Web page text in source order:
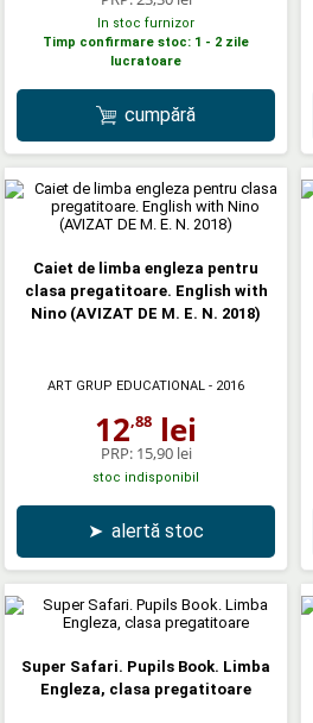
In stoc furnizor
Timp confirmare stoc: 1 - 2 zile
lucratoare
cumpără
Caiet de limba engleza pentru
clasa pregatitoare. English with
Nino (AVIZAT DE M. E. N. 2018)
ART GRUP EDUCATIONAL - 2016
12,88 lei
PRP: 15,90 lei
stoc indisponibil
➤ alertă stoc
Super Safari. Pupils Book. Limba
Engleza, clasa pregatitoare